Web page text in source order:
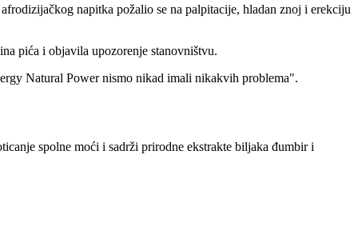
napitka požalio se na palpitacije, hladan znoj i erekciju
pića i objavila upozorenje stanovništvu.
Natural Power nismo nikad imali nikakvih problema".
spolne moći i sadrži prirodne ekstrakte biljaka đumbir i